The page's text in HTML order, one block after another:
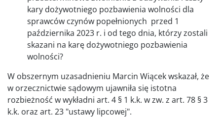
kary dożywotniego pozbawienia wolności dla
sprawców czynów popełnionych przed 1
października 2023 r. i od tego dnia, którzy zostali
skazani na karę dożywotniego pozbawienia
wolności?
W obszernym uzasadnieniu Marcin Wiącek wskazał, że
w orzecznictwie sądowym ujawniła się istotna
rozbieżność w wykładni art. 4 § 1 k.k. w zw. z art. 78 § 3
k.k. oraz art. 23 "ustawy lipcowej".